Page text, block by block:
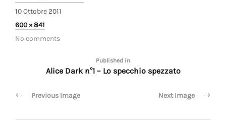
10 Ottobre 2011
Full
size
600 × 841
No comments
Navigazione
articoli
Published in
Alice Dark n°1 – Lo specchio spezzato
Previous Image Next Image